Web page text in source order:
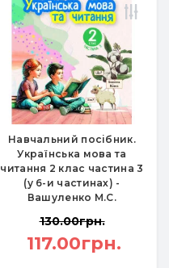
Навчальний посібник.
Українська мова та
читання 2 клас частина 3
(у 6-и частинах) -
Вашуленко М.С.
130.00грн.
117.00грн.